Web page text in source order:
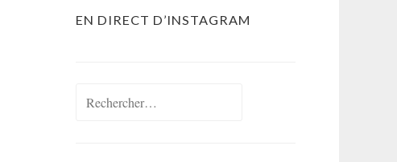
EN DIRECT D’INSTAGRAM